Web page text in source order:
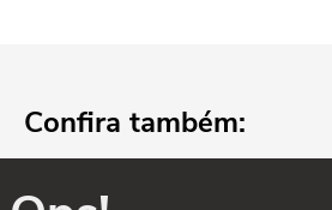
Confira também: